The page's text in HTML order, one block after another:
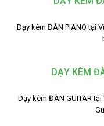
Dạy kèm ĐÀN PIANO tại
DẠY KÈM
Dạy kèm ĐÀN GUITAR